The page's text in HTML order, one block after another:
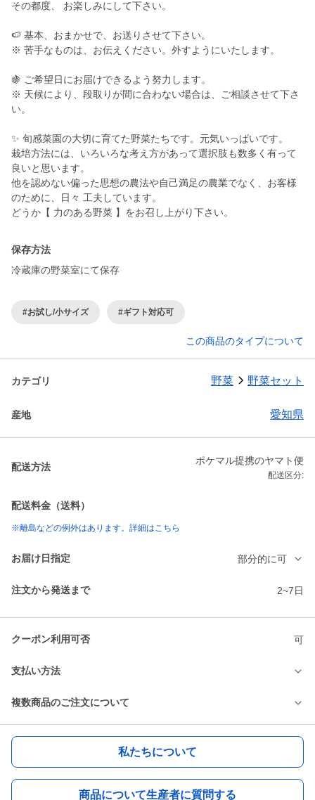
その都度、 お楽しみにして下さい。
🍉 基本、おまかせで、お送りさせて下さい。
※ 苦手なものは、お伝えください。外すようにいたします。
🍇 ご希望日にお届けできるよう努力します。
※ 天候により、段取りが間に合わない場合は、ご相談させて下さ
い。
✨ 旬感菜園の大切に育てた野菜たちです。元気いっぱいです。
栽培方法には、いろいろな考え方があって選択肢も数多く有って
良いと思います。
他を認めない偏った思想の農法や自己満足の農業でなく、お客様
のために、日々 工夫しています。
どうか【 力のある野菜 】をお召し上がり下さい。
保存方法
冷蔵庫の野菜室にて保存
#お試し/小サイズ #ギフト対応可
この商品のタイプについて
カテゴリ 野菜 野菜セット
産地 愛知県
配送方法
ポケマル提携のヤマト便
配送区分:
配送料金（送料）
※離島などの例外はあります。詳細はこちら
お届け日指定 部分的に可
注文から発送まで 2~7日
クーポン利用可否 可
支払い方法
複数商品のご注文について
私たちについて
商品について生産者に質問する